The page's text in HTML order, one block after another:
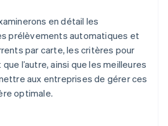
en détail les
prélèvements automatiques et
par carte, les critères pour
l’autre, ainsi que les meilleures
aux entreprises de gérer ces
optimale.